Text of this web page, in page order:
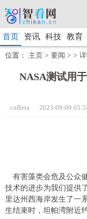
首页 资讯 科技 教育
位置： 主页 > 要闻 > >
NASA测试用
cnBeta 2023-09-09
有害藻类会危及公众
技术的进步为我们提供
里达州西海岸发生了一
生结束时，坦帕湾附近